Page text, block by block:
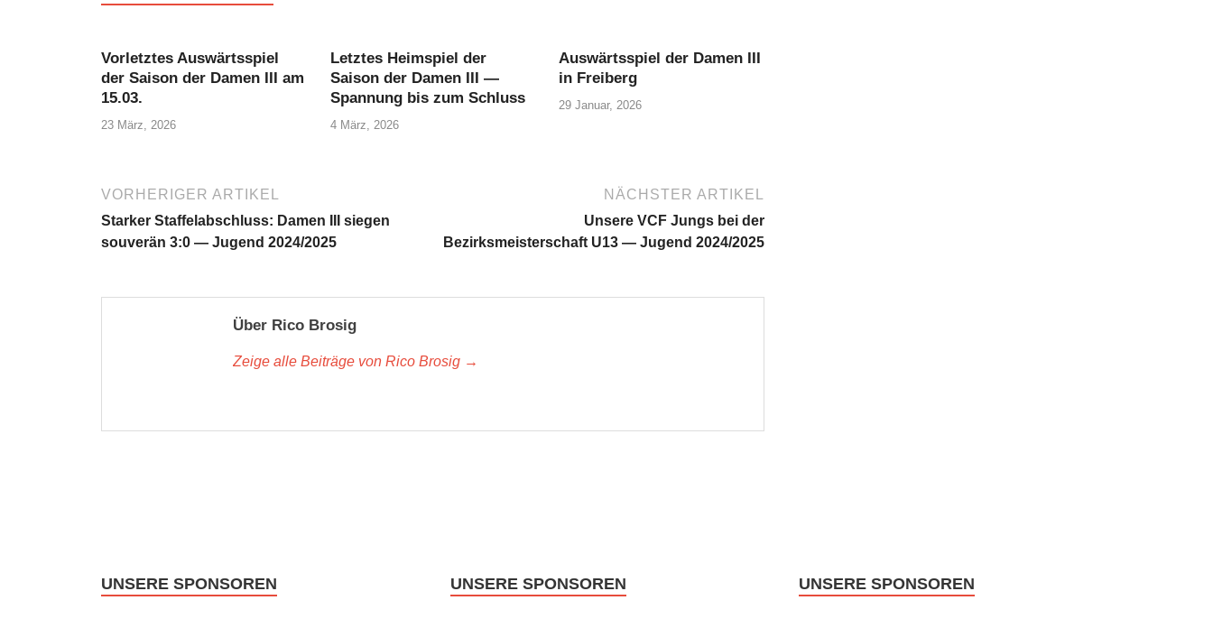
Vorletztes Auswärtsspiel
der Saison der Damen III am
15.03.
23 März, 2026
Letztes Heimspiel der
Saison der Damen III —
Spannung bis zum Schluss
4 März, 2026
Auswärtsspiel der Damen III
in Freiberg
29 Januar, 2026
VORHERIGER ARTIKEL
Starker Staffelabschluss: Damen III siegen
souverän 3:0 — Jugend 2024/2025
NÄCHSTER ARTIKEL
Unsere VCF Jungs bei der
Bezirksmeisterschaft U13 — Jugend 2024/2025
Über Rico Brosig
Zeige alle Beiträge von Rico Brosig →
UNSERE SPONSOREN UNSERE SPONSOREN UNSERE SPONSOREN